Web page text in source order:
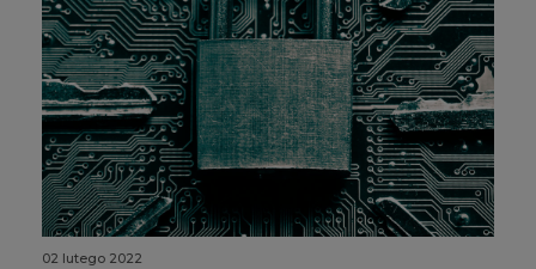
02 lutego 2022